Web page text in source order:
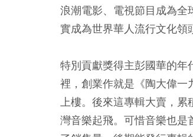
浪潮電影、電視節目成為全
實成為世界華人流行文化領
特別貢獻獎得主彭國華的年
裡，創業作就是《陶大偉一
上樓。後來這專輯大賣，
灣音樂起飛。可惜音樂也是